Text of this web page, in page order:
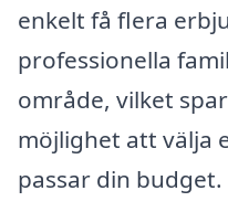
enkelt få flera
professionella
område, vilket
möjlighet att välja
passar din budget.